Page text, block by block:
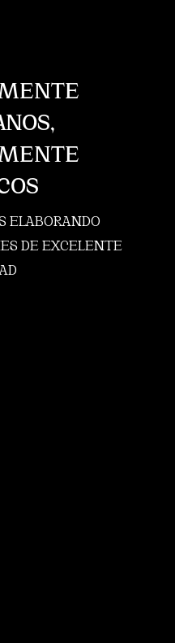
ELABORANDO
DE EXCELENTE